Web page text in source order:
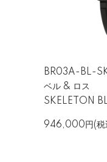
BR03A-BL-
ベル & ロス
SKELETON
946,000円(税